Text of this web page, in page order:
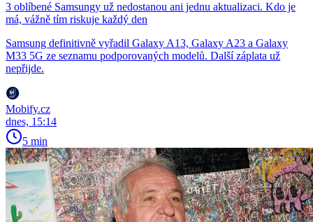
3 oblíbené Samsungy už nedostanou ani jednu aktualizaci. Kdo je
má, vážně tím riskuje každý den
Samsung definitivně vyřadil Galaxy A13, Galaxy A23 a Galaxy
M33 5G ze seznamu podporovaných modelů. Další záplata už
nepřijde.
Mobify.cz
dnes, 15:14
5 min